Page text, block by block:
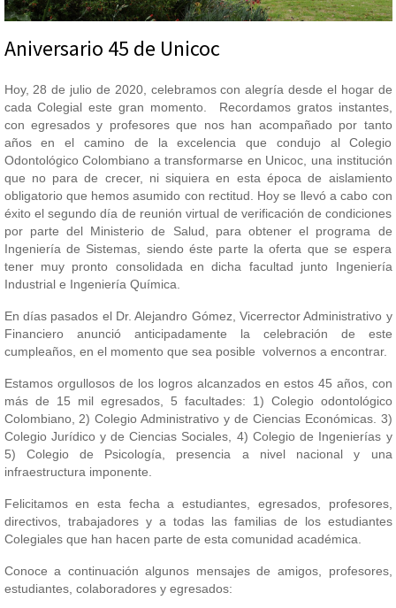
Aniversario 45 de Unicoc
Hoy, 28 de julio de 2020, celebramos con alegría desde el hogar de
cada Colegial este gran momento. Recordamos gratos instantes,
con egresados y profesores que nos han acompañado por tanto
años en el camino de la excelencia que condujo al Colegio
Odontológico Colombiano a transformarse en Unicoc, una institución
que no para de crecer, ni siquiera en esta época de aislamiento
obligatorio que hemos asumido con rectitud. Hoy se llevó a cabo con
éxito el segundo día de reunión virtual de verificación de condiciones
por parte del Ministerio de Salud, para obtener el programa de
Ingeniería de Sistemas, siendo éste parte la oferta que se espera
tener muy pronto consolidada en dicha facultad junto Ingeniería
Industrial e Ingeniería Química.
En días pasados el Dr. Alejandro Gómez, Vicerrector Administrativo y
Financiero anunció anticipadamente la celebración de este
cumpleaños, en el momento que sea posible volvernos a encontrar.
Estamos orgullosos de los logros alcanzados en estos 45 años, con
más de 15 mil egresados, 5 facultades: 1) Colegio odontológico
Colombiano, 2) Colegio Administrativo y de Ciencias Económicas. 3)
Colegio Jurídico y de Ciencias Sociales, 4) Colegio de Ingenierías y
5) Colegio de Psicología, presencia a nivel nacional y una
infraestructura imponente.
Felicitamos en esta fecha a estudiantes, egresados, profesores,
directivos, trabajadores y a todas las familias de los estudiantes
Colegiales que han hacen parte de esta comunidad académica.
Conoce a continuación algunos mensajes de amigos, profesores,
estudiantes, colaboradores y egresados: